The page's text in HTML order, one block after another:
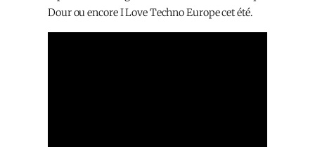
Dour ou encore I Love Techno Europe cet été.